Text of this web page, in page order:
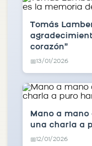
Tomás
corazón”
📅13/01/2026
Mano a
una charla a
📅12/01/2026